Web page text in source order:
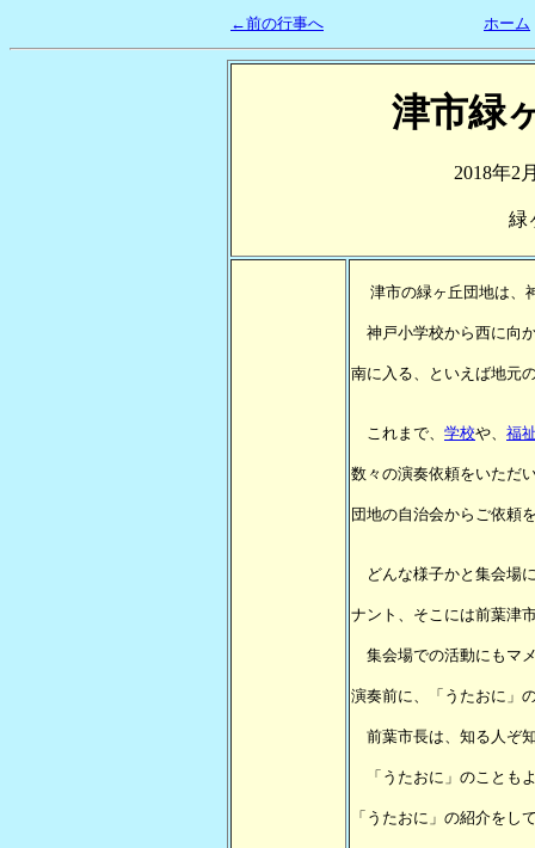
←前の行事へ ホーム
津市緑
2018年2
緑
津市の緑ヶ丘団地は、
神戸小学校から西に向
南に入る、といえば地元
これまで、 学校や、 福
数々の演奏依頼をいただ
団地の自治会からご依頼
どんな様子かと集会場
ナント、そこには前葉津
集会場での活動にもマ
演奏前に、「うたおに」
前葉市長は、知る人ぞ
「うたおに」のことも
「うたおに」の紹介をし